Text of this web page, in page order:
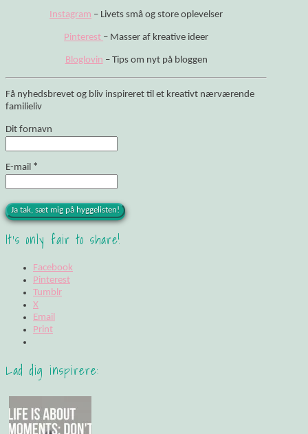
Instagram – Livets små og store oplevelser
Pinterest – Masser af kreative ideer
Bloglovin – Tips om nyt på bloggen
Få nyhedsbrevet og bliv inspireret til et kreativt nærværende
familieliv
Dit fornavn
E-mail *
It's only fair to share!
Facebook
Pinterest
Tumblr
X
Email
Print
Lad dig inspirere: